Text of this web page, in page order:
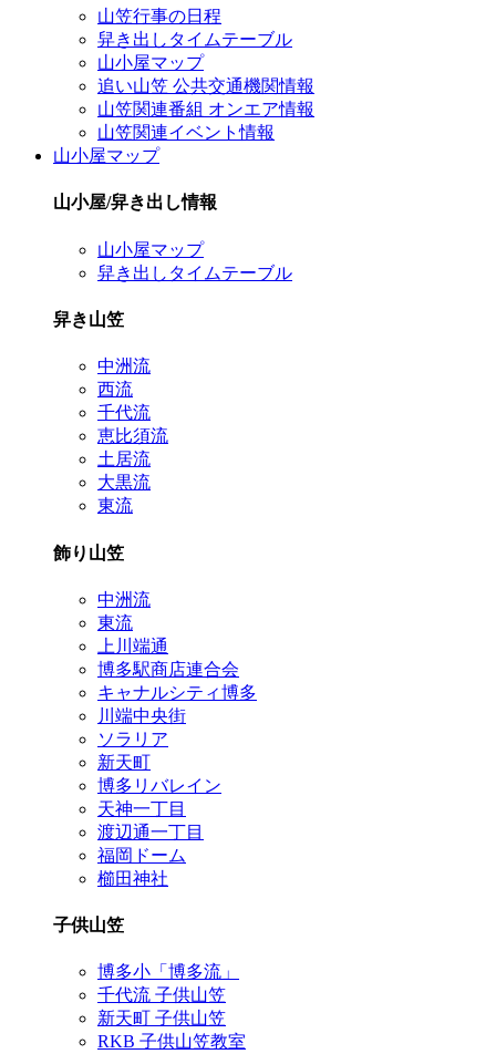
山笠行事の日程
舁き出しタイムテーブル
山小屋マップ
追い山笠 公共交通機関情報
山笠関連番組 オンエア情報
山笠関連イベント情報
山小屋マップ
山小屋/舁き出し情報
山小屋マップ
舁き出しタイムテーブル
舁き山笠
中洲流
西流
千代流
恵比須流
土居流
大黒流
東流
飾り山笠
中洲流
東流
上川端通
博多駅商店連合会
キャナルシティ博多
川端中央街
ソラリア
新天町
博多リバレイン
天神一丁目
渡辺通一丁目
福岡ドーム
櫛田神社
子供山笠
博多小「博多流」
千代流 子供山笠
新天町 子供山笠
RKB 子供山笠教室